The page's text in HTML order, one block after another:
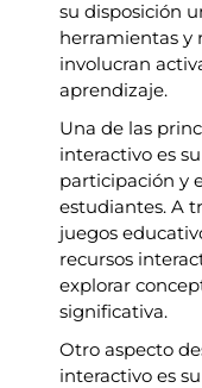
su disposición
herramientas y
involucran
aprendizaje.
Una de las
interactivo es
participación y
estudiantes. A
juegos
recursos
explorar
significativa.
Otro aspecto
interactivo es